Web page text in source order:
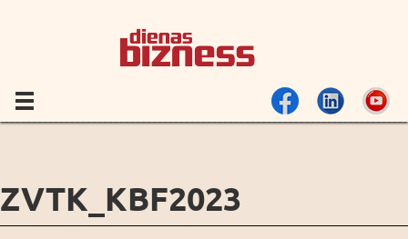
ZVTK_KBF2023